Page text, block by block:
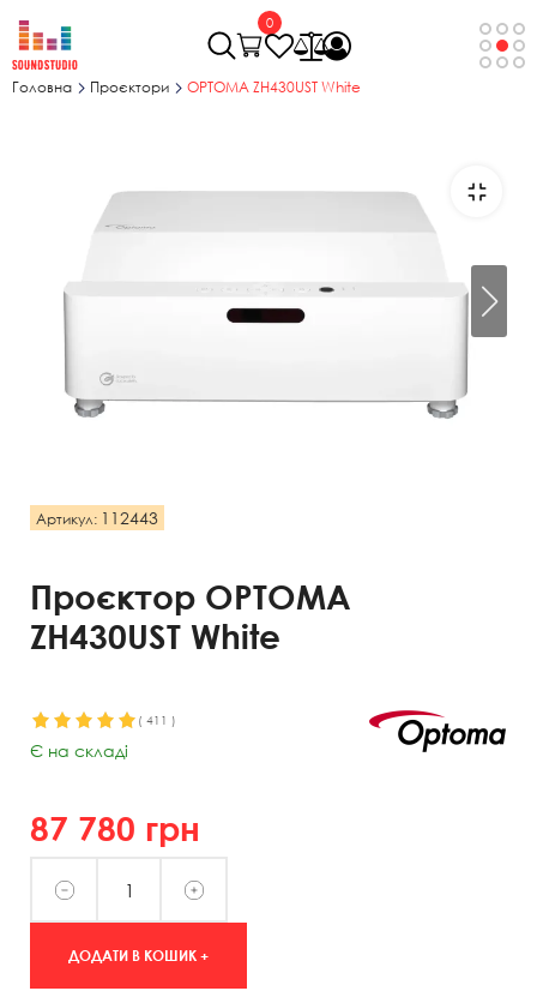
0
Головна Проєктори OPTOMA ZH430UST White
Артикул: 112443
Проєктор OPTOMA
ZH430UST White
( 411 )
Є на складі
87 780 грн
ДОДАТИ В КОШИК +